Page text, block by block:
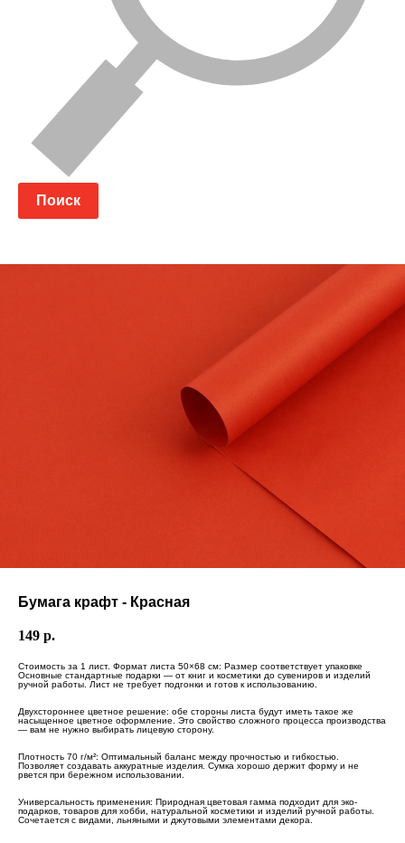
Поиск
Бумага крафт - Красная
149 р.
Стоимость за 1 лист. Формат листа 50×68 см: Размер соответствует упаковке
Основные стандартные подарки — от книг и косметики до сувениров и изделий
ручной работы. Лист не требует подгонки и готов к использованию.
Двухстороннее цветное решение: обе стороны листа будут иметь такое же
насыщенное цветное оформление. Это свойство сложного процесса производства
— вам не нужно выбирать лицевую сторону.
Плотность 70 г/м²: Оптимальный баланс между прочностью и гибкостью.
Позволяет создавать аккуратные изделия. Сумка хорошо держит форму и не
рвется при бережном использовании.
Универсальность применения: Природная цветовая гамма подходит для эко-
подарков, товаров для хобби, натуральной косметики и изделий ручной работы.
Сочетается с видами, льняными и джутовыми элементами декора.